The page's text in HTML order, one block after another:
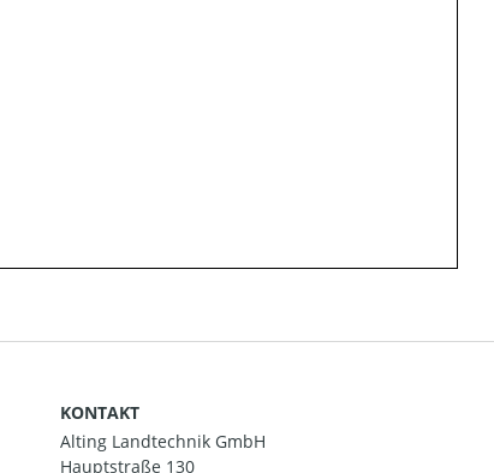
KONTAKT
Alting Landtechnik GmbH
Hauptstraße 130